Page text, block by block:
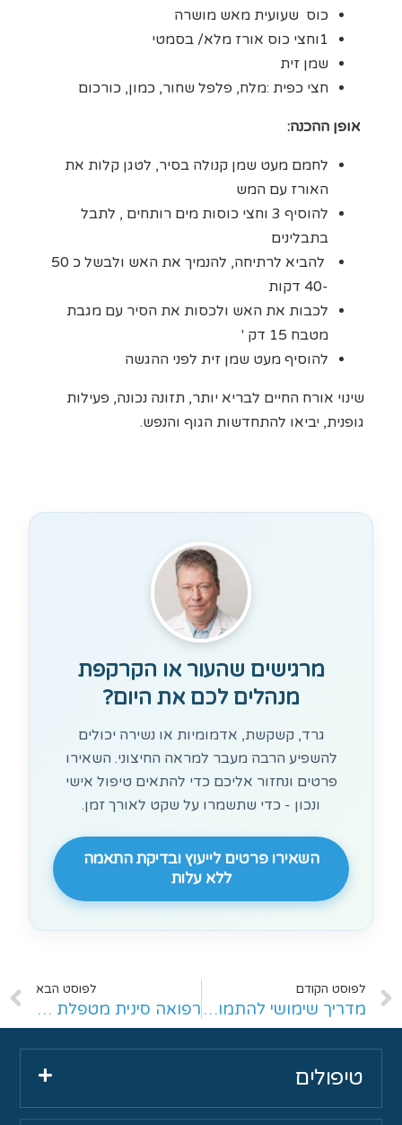
כוס שעועית מאש מושרה
1וחצי כוס אורז מלא/ בסמטי
שמן זית
חצי כפית :מלח, פלפל שחור, כמון, כורכום
אופן ההכנה:
לחמם מעט שמן קנולה בסיר, לטגן קלות את
האורז עם המש
להוסיף 3 וחצי כוסות מים רותחים , לתבל
בתבלינים
להביא לרתיחה, להנמיך את האש ולבשל כ 50
-40 דקות
לכבות את האש ולכסות את הסיר עם מגבת
מטבח 15 דק '
להוסיף מעט שמן זית לפני ההגשה
שינוי אורח החיים לבריא יותר, תזונה נכונה, פעילות
גופנית, יביאו להתחדשות הגוף והנפש.
מרגישים שהעור או הקרקפת
מנהלים לכם את היום?
גרד, קשקשת, אדמומיות או נשירה יכולים
להשפיע הרבה מעבר למראה החיצוני. השאירו
פרטים ונחזור אליכם כדי להתאים טיפול אישי
ונכון - כדי שתשמרו על שקט לאורך זמן.
השאירו פרטים לייעוץ ובדיקת התאמה
ללא עלות
לפוסט הקודם
מדריך שימושי להתמודדות עם סבוריאה
לפוסט הבא
רפואה סינית מטפלת ביעילות באקזמה
טיפולים